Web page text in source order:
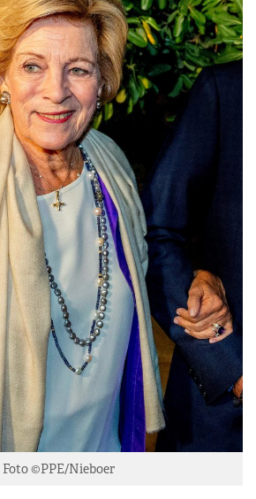
Foto ©PPE/Nieboer